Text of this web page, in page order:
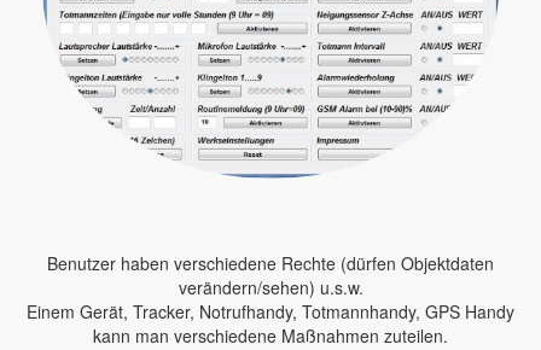
Benutzer haben verschiedene Rechte (dürfen Objektdaten
verändern/sehen) u.s.w.
Einem Gerät, Tracker, Notrufhandy, Totmannhandy, GPS Handy
kann man verschiedene Maßnahmen zuteilen.